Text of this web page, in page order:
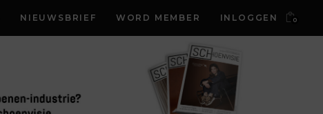
NIEUWSBRIEF WORD MEMBER INLOGGEN 0